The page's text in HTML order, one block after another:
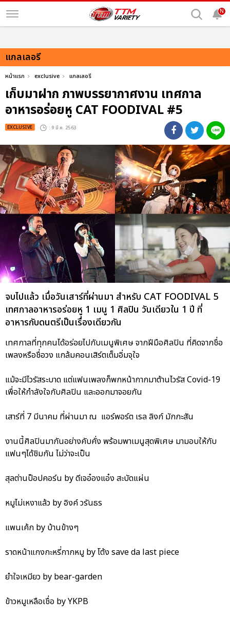
N
แกลเลอรี
หน้าแรก exclusive แกลเลอรี
เก็บมาฝาก ภาพบรรยากาศงาน เทศกาล
อาหารอร่อยหู CAT FOODIVAL #5
EXCLUSIVE : 9 มี.ค. 2563
จบไปแล้ว เมื่อวันเสาร์ที่ผ่านมา สำหรับ CAT FOODIVAL 5
เทศกาลอาหารอร่อยหู 1 เมนู 1 ศิลปิน วันเดียวใน 1 ปี ที่
อาหารกับดนตรีเป็นเรื่องเดียวกัน
เทศกาลที่ทุกคนได้อร่อยไปกับเมนูพิเศษ จากฝีมือศิลปิน ที่คิดจากชื่อ
เพลงหรือชื่อวง แกล้มคอนเสิร์ตเต็มอิ่มจุใจ
แม้จะมีไวรัสระบาด แต่แฟนเพลงก็พกหน้ากากมาต้านไวรัส Covid-19
เพื่อให้กำลังใจกับศิลปิน และออกมาจอยกัน
เสาร์ที่ 7 มีนาคม ที่ผ่านมา ณ แอร์พอร์ต เรล ลิงก์ มักกะสัน
งานนี้ศิลปินมากันอย่างคับคั่ง พร้อมพาเมนูสุดพิเศษ มามอบให้กับ
แฟนๆได้ชิมกัน ไม่ว่าจะเป็น
สุลต่านป็อปคอร์น by ดีเจอ๋องแอ๋ง สะบัดแผ่น
หมูไม่เหงาแล้ว by อิงค์ วรันธร
แพนเค้ก by บ้านข้างๆ
ราดหน้าแกงกะหรี่กากหมู by โต้ง save da last piece
ยำใจเหมียว by bear-garden
ข้าวหมูเหลือเชื่อ by YKPB